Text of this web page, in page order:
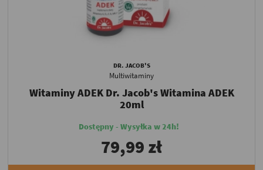
DR. JACOB'S
Multiwitaminy
Witaminy ADEK Dr. Jacob's Witamina ADEK
20ml
Dostępny - Wysyłka w 24h!
79,99 zł